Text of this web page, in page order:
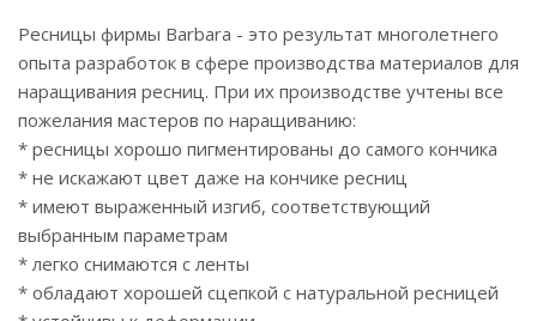
Ресницы фирмы Barbara - это результат многолетнего
опыта разработок в сфере производства материалов для
наращивания ресниц. При их производстве учтены все
пожелания мастеров по наращиванию:
* ресницы хорошо пигментированы до самого кончика
* не искажают цвет даже на кончике ресниц
* имеют выраженный изгиб, соответствующий
выбранным параметрам
* легко снимаются с ленты
* обладают хорошей сцепкой с натуральной ресницей